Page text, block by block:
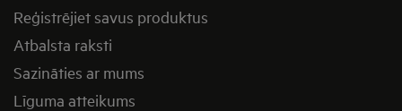
Reģistrējiet savus produktus
Atbalsta raksti
Sazināties ar mums
Līguma atteikums